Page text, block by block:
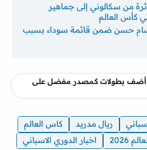
من سكالوني إلى جماهير
كأس العالم
حسن ضمن قائمة سوداء بسبب
أضف بطولات كمصدر مفضل على
ريال مدريد
كاس العالم
2026
اخبار الدوري الاسباني